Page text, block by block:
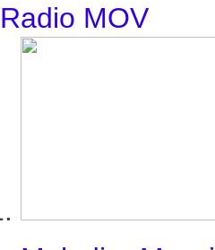
Radio MOV